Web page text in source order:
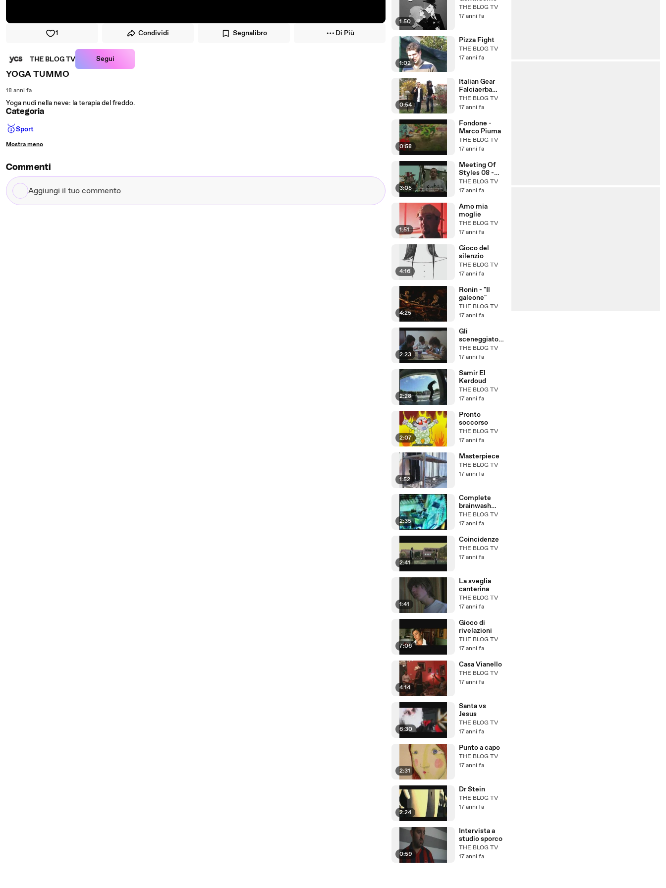
1 Condividi Segnalibro Di Più
THE BLOG TV Segui
YOGA TUMMO
18 anni fa
Yoga nudi nella neve: la terapia del freddo.
Categoria
🥇Sport
Mostra meno
Commenti
Aggiungi
il
1:50
THE BLOG TV
17 anni fa
1:02
Pizza Fight
THE BLOG TV
17 anni fa
0:54
Italian Gear
Falciaerba
5000
THE BLOG TV
17 anni fa
0:58
Fondone -
Marco Piuma
THE BLOG TV
17 anni fa
3:05
Meeting Of
Styles 08 -
Part Two
THE BLOG TV
17 anni fa
1:51
Amo mia
moglie
THE BLOG TV
17 anni fa
4:16
Gioco del
silenzio
THE BLOG TV
17 anni fa
4:25
Ronin - "Il
galeone"
THE BLOG TV
17 anni fa
2:23
Gli
sceneggiatori
di Lost
THE BLOG TV
17 anni fa
2:28
Samir El
Kerdoud
THE BLOG TV
17 anni fa
2:07
Pronto
soccorso
THE BLOG TV
17 anni fa
1:52
Masterpiece
THE BLOG TV
17 anni fa
2:35
Complete
brainwash
neurosurgery
THE BLOG TV
17 anni fa
2:41
Coincidenze
THE BLOG TV
17 anni fa
1:41
La sveglia
canterina
THE BLOG TV
17 anni fa
7:06
Gioco di
rivelazioni
THE BLOG TV
17 anni fa
4:14
Casa Vianello
THE BLOG TV
17 anni fa
6:30
Santa vs
Jesus
THE BLOG TV
17 anni fa
2:31
Punto a capo
THE BLOG TV
17 anni fa
2:24
Dr Stein
THE BLOG TV
17 anni fa
0:59
Intervista a
studio sporco
THE BLOG TV
17 anni fa